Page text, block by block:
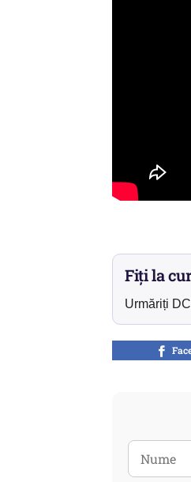
Fiți la
Urmăriți